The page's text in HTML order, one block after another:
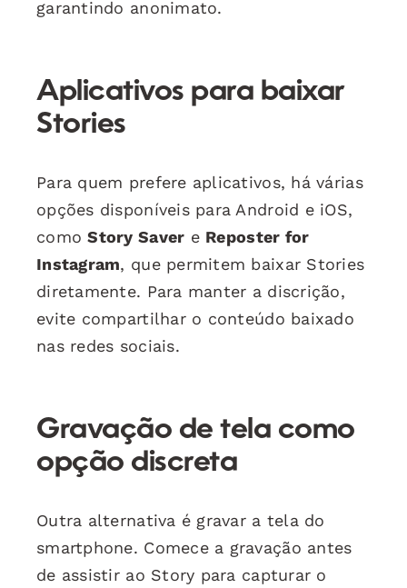
garantindo anonimato.
Aplicativos para baixar
Stories
Para quem prefere aplicativos, há várias
opções disponíveis para Android e iOS,
comoStory Saver e Reposter for
Instagram, que permitem baixar Stories
diretamente. Para manter a discrição,
evite compartilhar o conteúdo baixado
nas redes sociais.
Gravação de tela como
opção discreta
Outra alternativa é gravar a tela do
smartphone. Comece a gravação antes
de assistir ao Story para capturar o